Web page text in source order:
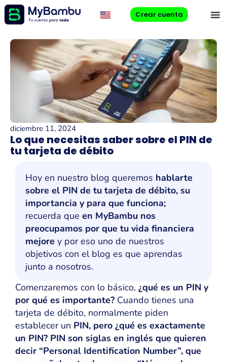
Crear cuenta
diciembre 11, 2024
Lo que necesitas saber sobre el PIN de
tu tarjeta de débito
Hoy en nuestro blog queremos hablarte
sobre el PIN de tu tarjeta de débito, su
importancia y para que funciona;
recuerda que en MyBambu nos
preocupamos por que tu vida financiera
mejore y por eso uno de nuestros
objetivos con el blog es que aprendas
junto a nosotros.
Comenzaremos con lo básico, ¿qué es un PIN y
por qué es importante? Cuando tienes una
tarjeta de débito, normalmente piden
establecer un PIN, pero ¿qué es exactamente
un PIN? PIN son siglas en inglés que quieren
decir “Personal Identification Number”, que